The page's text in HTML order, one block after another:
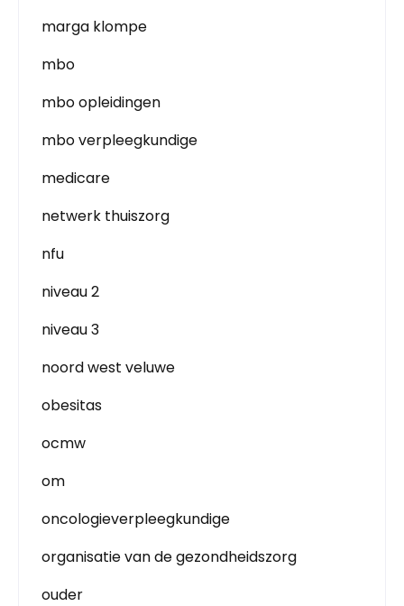
marga klompe
mbo
mbo opleidingen
mbo verpleegkundige
medicare
netwerk thuiszorg
nfu
niveau 2
niveau 3
noord west veluwe
obesitas
ocmw
om
oncologieverpleegkundige
organisatie van de gezondheidszorg
ouder